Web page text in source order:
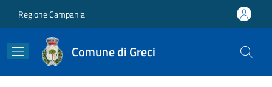
Regione Campania
Comune di Greci